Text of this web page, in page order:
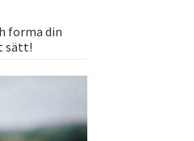
forma din
sätt!